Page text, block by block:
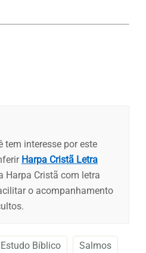
tem interesse por este
Harpa Cristã Letra
Harpa Cristã com letra
o acompanhamento
Estudo Bíblico Salmos